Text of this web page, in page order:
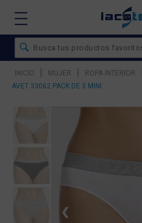
INICIO | MUJER | ROPA INTERIOR
AVET 33062 PACK DE 3 MINI
❮